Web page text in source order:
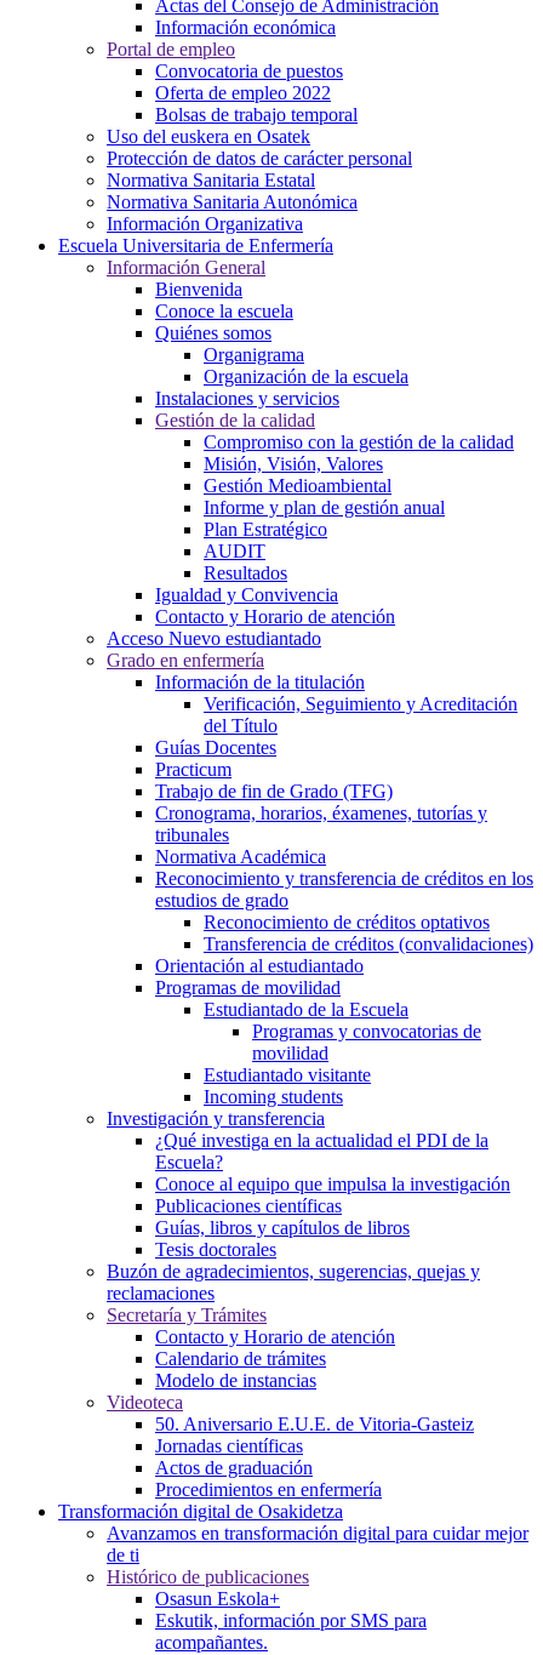
Actas del Consejo de Administración
Información económica
Portal de empleo
Convocatoria de puestos
Oferta de empleo 2022
Bolsas de trabajo temporal
Uso del euskera en Osatek
Protección de datos de carácter personal
Normativa Sanitaria Estatal
Normativa Sanitaria Autonómica
Información Organizativa
Escuela Universitaria de Enfermería
Información General
Bienvenida
Conoce la escuela
Quiénes somos
Organigrama
Organización de la escuela
Instalaciones y servicios
Gestión de la calidad
Compromiso con la gestión de la calidad
Misión, Visión, Valores
Gestión Medioambiental
Informe y plan de gestión anual
Plan Estratégico
AUDIT
Resultados
Igualdad y Convivencia
Contacto y Horario de atención
Acceso Nuevo estudiantado
Grado en enfermería
Información de la titulación
Verificación, Seguimiento y Acreditación
del Título
Guías Docentes
Practicum
Trabajo de fin de Grado (TFG)
Cronograma, horarios, éxamenes, tutorías y
tribunales
Normativa Académica
Reconocimiento y transferencia de créditos en los
estudios de grado
Reconocimiento de créditos optativos
Transferencia de créditos (convalidaciones)
Orientación al estudiantado
Programas de movilidad
Estudiantado de la Escuela
Programas y convocatorias de
movilidad
Estudiantado visitante
Incoming students
Investigación y transferencia
¿Qué investiga en la actualidad el PDI de la
Escuela?
Conoce al equipo que impulsa la investigación
Publicaciones científicas
Guías, libros y capítulos de libros
Tesis doctorales
Buzón de agradecimientos, sugerencias, quejas y
reclamaciones
Secretaría y Trámites
Contacto y Horario de atención
Calendario de trámites
Modelo de instancias
Videoteca
50. Aniversario E.U.E. de Vitoria-Gasteiz
Jornadas científicas
Actos de graduación
Procedimientos en enfermería
Transformación digital de Osakidetza
Avanzamos en transformación digital para cuidar mejor
de ti
Histórico de publicaciones
Osasun Eskola+
Eskutik, información por SMS para
acompañantes.